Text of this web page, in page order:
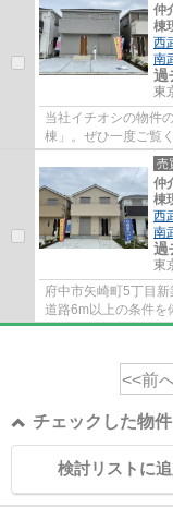
仲
棟
西
南
過
東
当社イチオシの物件
棟」。ぜひ一度ご覧
ス 府中市場店」があ
売
仲
棟
西
南
過
東
府中市矢崎町5丁目
道路6m以上の条件を
います。綺麗で清潔
<<前
チェックした物
検討リストに